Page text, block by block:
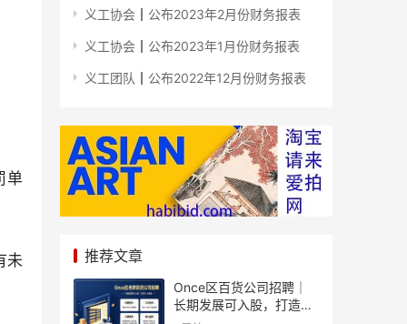
单
未
义工协会┃公布2023年2月份财务报表
义工协会┃公布2023年1月份财务报表
义工团队┃公布2022年12月份财务报表
推荐文章
Once区百货公司招聘｜
长期发展可入股，打造个